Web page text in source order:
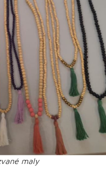
maly